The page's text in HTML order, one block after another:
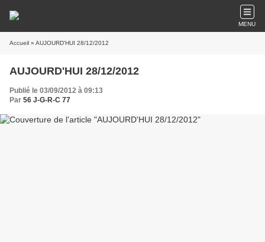
MENU
Accueil » AUJOURD'HUI 28/12/2012
AUJOURD'HUI 28/12/2012
Publié le 03/09/2012 à 09:13
Par 56 J-G-R-C 77